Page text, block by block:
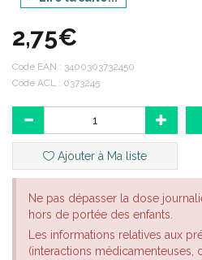
ayurvédique.
En phytothérapie et en application
cicatrisantes et anti-prurigineuses.
applications en cosmétique.
HYDROCOTYLE, médicament
principalement prescrit dans les
2,75€
Code EAN : 3400303732450
Code ACL : 0373245
Ajouter à Ma liste
Ne pas dépasser la dose
hors de portée des enfants.
Les informations relatives aux
(interactions médicamenteuses,